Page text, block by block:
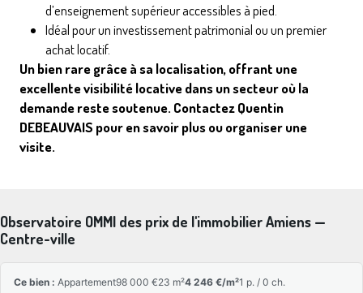
d’enseignement supérieur accessibles à pied.
Idéal pour un investissement patrimonial ou un premier
achat locatif.
Un bien rare grâce à sa localisation, offrant une
excellente visibilité locative dans un secteur où la
demande reste soutenue. Contactez Quentin
DEBEAUVAIS pour en savoir plus ou organiser une
visite.
Observatoire OMMI des prix de l'immobilier Amiens —
Centre-ville
Ce bien : Appartement98 000 €23 m²4 246 €/m²1 p. / 0 ch.